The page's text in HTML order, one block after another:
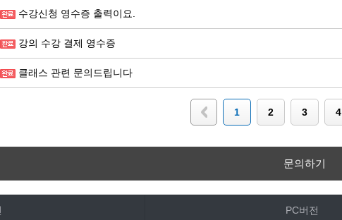
수강신청 영수증 출력이요.
강의 수강 결제 영수증
클래스 관련 문의드립니다
1 2 3 4
문의하기
PC버전